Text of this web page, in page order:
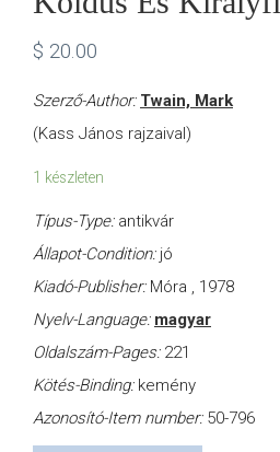
$ 20.00
Szerző-Author: Twain, Mark
(Kass János rajzaival)
1 készleten
Típus-Type: antikvár
Állapot-Condition: jó
Kiadó-Publisher: Móra , 1978
Nyelv-Language: magyar
Oldalszám-Pages: 221
Kötés-Binding: kemény
Azonosító-Item number: 50-796